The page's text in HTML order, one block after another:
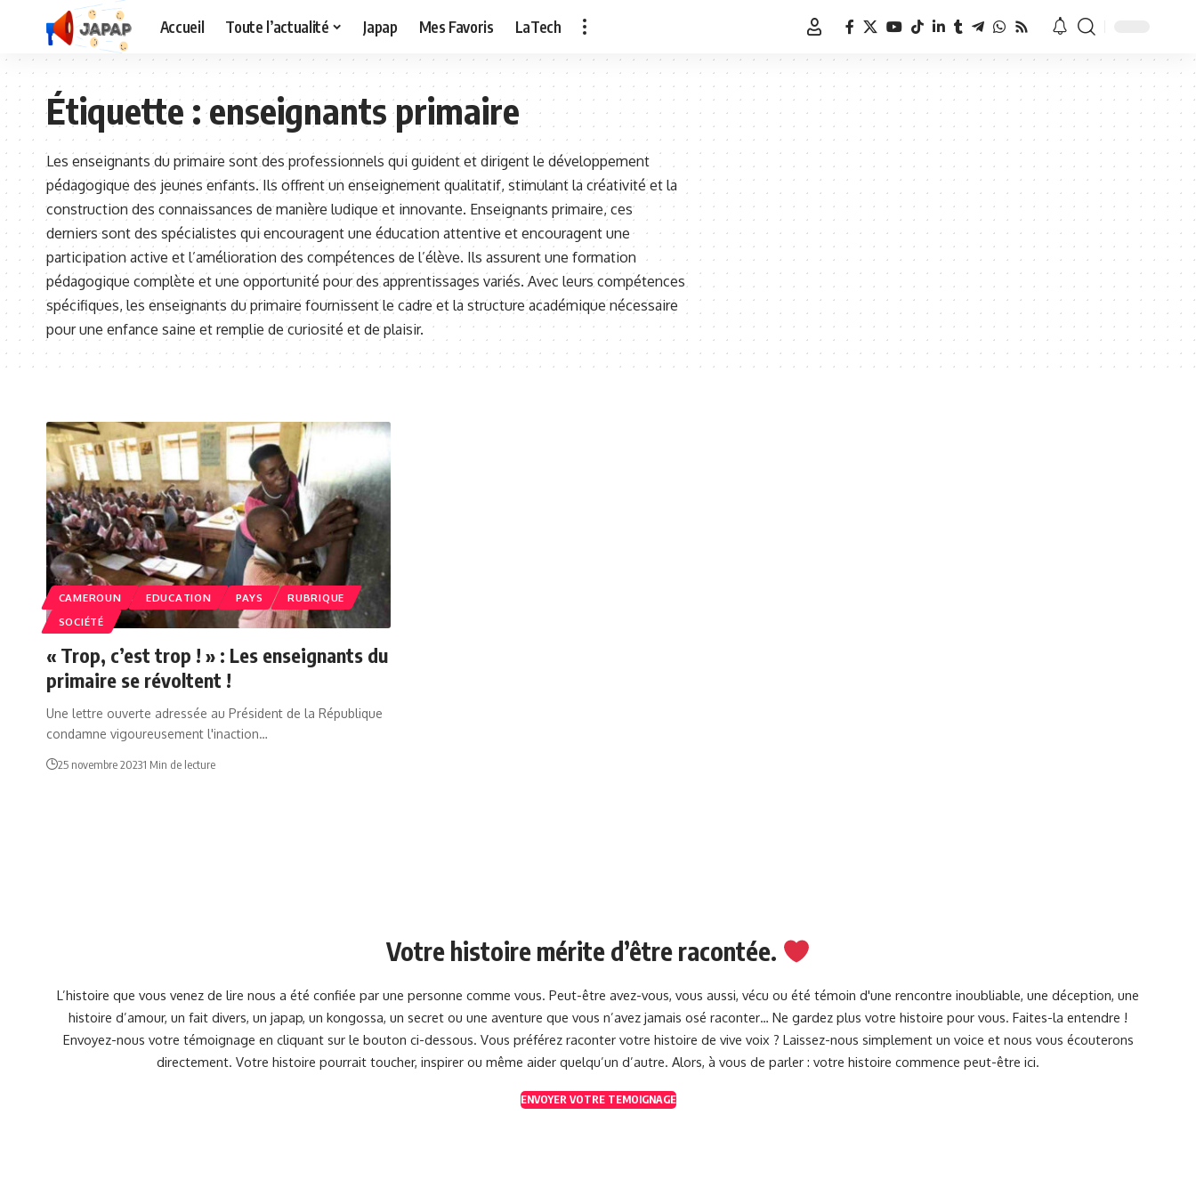
Accueil Toute l’actualité Japap Mes Favoris LaTech
Étiquette :enseignants primaire
Les enseignants du primaire sont des professionnels qui guident et dirigent le développement
pédagogique des jeunes enfants. Ils offrent un enseignement qualitatif, stimulant la créativité et la
construction des connaissances de manière ludique et innovante. Enseignants primaire, ces
derniers sont des spécialistes qui encouragent une éducation attentive et encouragent une
participation active et l’amélioration des compétences de l’élève. Ils assurent une formation
pédagogique complète et une opportunité pour des apprentissages variés. Avec leurs compétences
spécifiques, les enseignants du primaire fournissent le cadre et la structure académique nécessaire
pour une enfance saine et remplie de curiosité et de plaisir.
CAMEROUN EDUCATION PAYS
RUBRIQUE
SOCIÉTÉ
« Trop, c’est trop ! » : Les enseignants du
primaire se révoltent !
Une lettre ouverte adressée au Président de la République
condamne vigoureusement l'inaction…
25 novembre 20231 Min de lecture
Votre histoire mérite d’être racontée.
L’histoire que vous venez de lire nous a été confiée par une personne comme vous. Peut-être avez-vous, vous aussi, vécu ou été témoin d'une rencontre inoubliable, une déception, une
histoire d’amour, un fait divers, un japap, un kongossa, un secret ou une aventure que vous n’avez jamais osé raconter… Ne gardez plus votre histoire pour vous. Faites-la entendre !
Envoyez-nous votre témoignage en cliquant sur le bouton ci-dessous. Vous préférez raconter votre histoire de vive voix ? Laissez-nous simplement un voice et nous vous écouterons
directement. Votre histoire pourrait toucher, inspirer ou même aider quelqu’un d’autre. Alors, à vous de parler : votre histoire commence peut-être ici.
ENVOYER VOTRE TEMOIGNAGE